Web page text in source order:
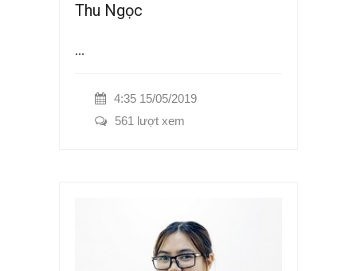
Thu Ngọc
...
4:35 15/05/2019
561 lượt xem